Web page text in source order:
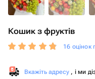
Кошик з фруктів
16 оцінок
Вкажіть адресу , і ми